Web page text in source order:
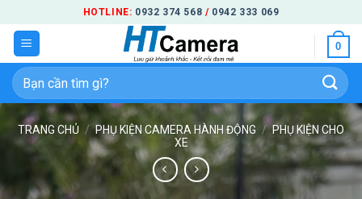
qua
nội
dung
HOTLINE: 0932 374 568 / 0942 333 069
0
Tìm
kiếm:
TRANG CHỦ / PHỤ KIỆN CAMERA HÀNH ĐỘNG / PHỤ KIỆN CHO
XE